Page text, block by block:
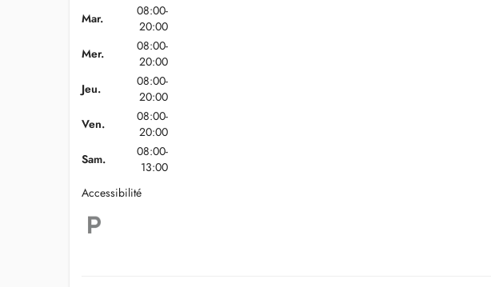
Mar.
08:00-
20:00
Mer.
08:00-
20:00
Jeu.
08:00-
20:00
Ven.
08:00-
20:00
Sam.
08:00-
13:00
Accessibilité